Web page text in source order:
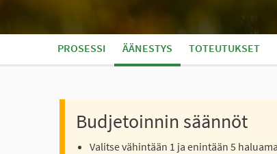
PROSESSI ÄÄNESTYS TOTEUTUKSET
Budjetoinnin säännöt
Valitse vähintään 1 ja enintään 5